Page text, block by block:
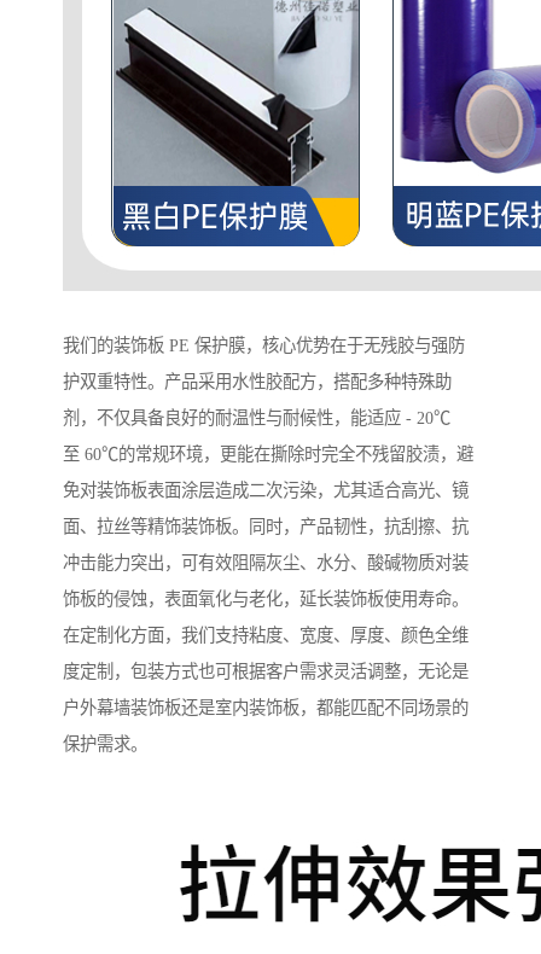
我们的装饰板 PE 保护膜，核心优势在于无残胶与强防
护双重特性。产品采用水性胶配方，搭配多种特殊助
剂，不仅具备良好的耐温性与耐候性，能适应 - 20℃
至 60℃的常规环境，更能在撕除时完全不残留胶渍，避
免对装饰板表面涂层造成二次污染，尤其适合高光、镜
面、拉丝等精饰装饰板。同时，产品韧性，抗刮擦、抗
冲击能力突出，可有效阻隔灰尘、水分、酸碱物质对装
饰板的侵蚀，表面氧化与老化，延长装饰板使用寿命。
在定制化方面，我们支持粘度、宽度、厚度、颜色全维
度定制，包装方式也可根据客户需求灵活调整，无论是
户外幕墙装饰板还是室内装饰板，都能匹配不同场景的
保护需求。